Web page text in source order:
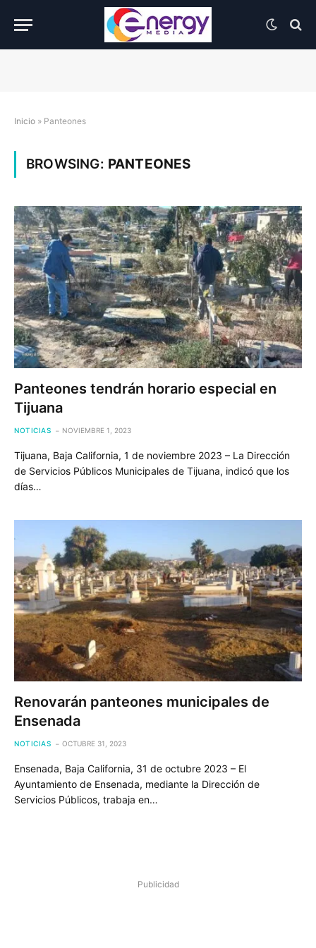
Inicio » Panteones
BROWSING: PANTEONES
Panteones tendrán horario especial en
Tijuana
NOTICIAS NOVIEMBRE 1, 2023
Tijuana, Baja California, 1 de noviembre 2023 – La Dirección
de Servicios Públicos Municipales de Tijuana, indicó que los
días…
Renovarán panteones municipales de
Ensenada
NOTICIAS OCTUBRE 31, 2023
Ensenada, Baja California, 31 de octubre 2023 – El
Ayuntamiento de Ensenada, mediante la Dirección de
Servicios Públicos, trabaja en…
Publicidad